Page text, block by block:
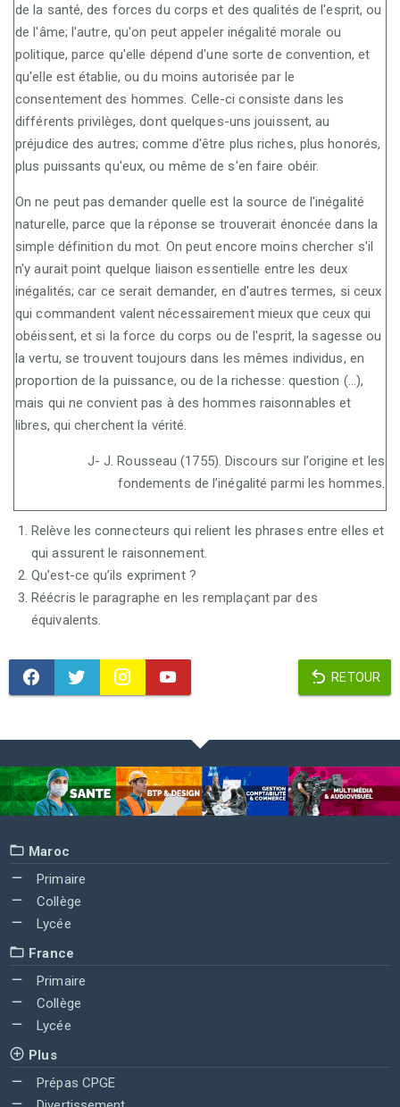
de la santé, des forces du corps et des qualités de l'esprit, ou
de l'âme; l'autre, qu'on peut appeler inégalité morale ou
politique, parce qu'elle dépend d'une sorte de convention, et
qu'elle est établie, ou du moins autorisée par le
consentement des hommes. Celle-ci consiste dans les
différents privilèges, dont quelques-uns jouissent, au
préjudice des autres; comme d'être plus riches, plus honorés,
plus puissants qu'eux, ou même de s'en faire obéir.
On ne peut pas demander quelle est la source de l'inégalité
naturelle, parce que la réponse se trouverait énoncée dans la
simple définition du mot. On peut encore moins chercher s'il
n'y aurait point quelque liaison essentielle entre les deux
inégalités; car ce serait demander, en d'autres termes, si ceux
qui commandent valent nécessairement mieux que ceux qui
obéissent, et si la force du corps ou de l'esprit, la sagesse ou
la vertu, se trouvent toujours dans les mêmes individus, en
proportion de la puissance, ou de la richesse: question (...),
mais qui ne convient pas à des hommes raisonnables et
libres, qui cherchent la vérité.
J- J. Rousseau (1755). Discours sur l’origine et les
fondements de l’inégalité parmi les hommes.
Relève les connecteurs qui relient les phrases entre elles et
qui assurent le raisonnement.
Qu’est-ce qu’ils expriment ?
Réécris le paragraphe en les remplaçant par des
équivalents.
RETOUR
Maroc
Primaire
Collège
Lycée
France
Primaire
Collège
Lycée
Plus
Prépas CPGE